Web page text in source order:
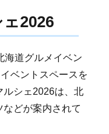
2026
海道グルメイベン
ベントスペースを
ルシェ2026は、北
どが案内されて